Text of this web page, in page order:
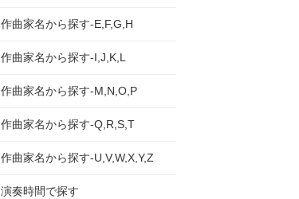
作曲家名から探す-E,F,G,H
作曲家名から探す-I,J,K,L
作曲家名から探す-M,N,O,P
作曲家名から探す-Q,R,S,T
作曲家名から探す-U,V,W,X,Y,Z
演奏時間で探す